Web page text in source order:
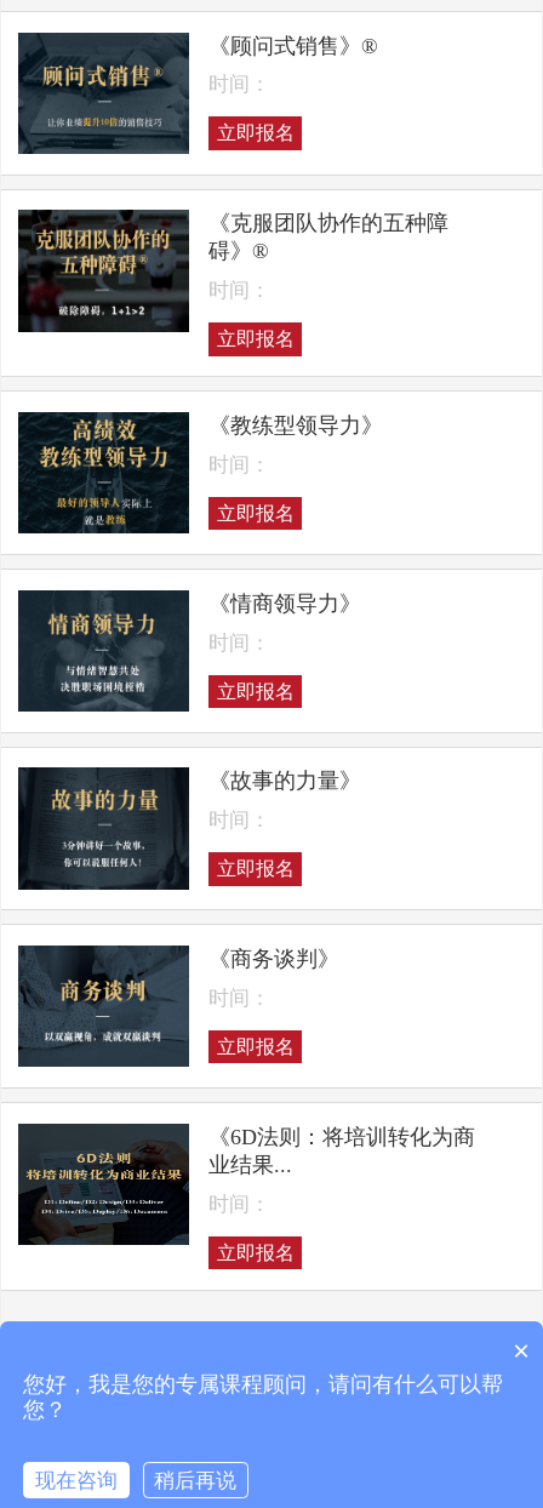
《顾问式销售》®
时间：
立即报名
《克服团队协作的五种障
碍》®
时间：
立即报名
《教练型领导力》
时间：
立即报名
《情商领导力》
时间：
立即报名
《故事的力量》
时间：
立即报名
《商务谈判》
时间：
立即报名
《6D法则：将培训转化为商
业结果...
时间：
立即报名
上一页 下一页
Copyright © 2025 凯洛格咨询 ALL RIGHTS RESERVED
×
您好，我是您的专属课程顾问，请问有什么可以帮
您？
现在咨询 稍后再说